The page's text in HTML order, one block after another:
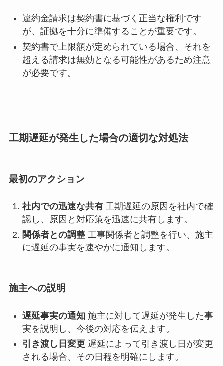
違約金請求は契約書に基づく正当な権利です
が、証拠を十分に準備することが重要です。
契約書で上限額が定められている場合、それを
超える請求は無効となる可能性があるため注意
が必要です。
工期遅延が発生した場合の適切な対処法
最初のアクション
社内での迅速な共有工期遅延の原因を社内で確
認し、原因と対応策を迅速に共有します。
関係者との調整工事関係者と調整を行い、施主
に遅延の事実を速やかに通知します。
施主への説明
遅延事実の通知 施主に対して遅延が発生した事
実を説明し、今後の対応を伝えます。
引き渡し日変更遅延によって引き渡し日が変更
される場合、その日程を明確にします。